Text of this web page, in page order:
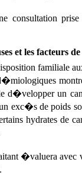
prise
et les facteurs
familiale
d�velopper un
exc�s de poids
hydrates de
�valuera